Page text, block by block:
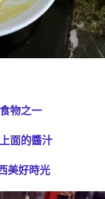
物之一
面的醬汁
美好時光